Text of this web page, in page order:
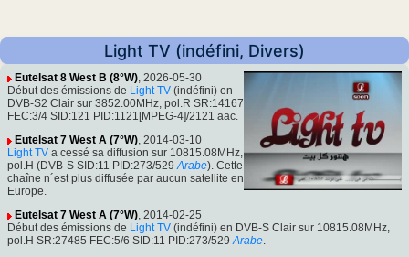
Light TV (indéfini, Divers)
Eutelsat 8 West B (8°W), 2026-05-30
Début des émissions de Light TV (indéfini) en
DVB-S2 Clair sur 3852.00MHz, pol.R SR:14167
FEC:3/4 SID:121 PID:1121[MPEG-4]/2121 aac.
Eutelsat 7 West A (7°W), 2014-03-10
Light TV a cessé sa diffusion sur 10815.08MHz,
pol.H (DVB-S SID:11 PID:273/529 Arabe). Cette
chaîne n´est plus diffusée par aucun satellite en
Europe.
Eutelsat 7 West A (7°W), 2014-02-25
Début des émissions de Light TV (indéfini) en DVB-S Clair sur 10815.08MHz,
pol.H SR:27485 FEC:5/6 SID:11 PID:273/529 Arabe.